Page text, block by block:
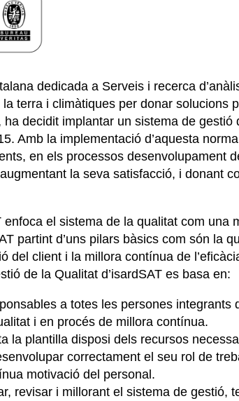
dedicada a Serveis i recerca
la terra i climàtiques per donar solucions
ha decidit implantar un sistema de gestió
Amb la implementació d’aquesta
en els processos desenvolupament
la seva satisfacció, i donant
enfoca el sistema de la qualitat com una
partint d’uns pilars bàsics com són la
del client i la millora contínua de
de la Qualitat d’isardSAT es basa en:
a totes les persones integrants
i en procés de millora contínua.
la plantilla disposi dels recursos
correctament el seu rol de
motivació del personal.
revisar i millorant el sistema de gestió,